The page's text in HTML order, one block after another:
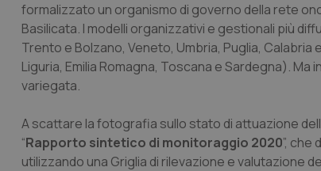
formalizzato un organismo di governo della rete
Basilicata. I modelli organizzativi e gestionali più
Trento e Bolzano, Veneto, Umbria, Puglia,
Liguria, Emilia Romagna, Toscana e Sardegna).
variegata.
A scattare la fotografia sullo stato di attuazione
“Rapporto sintetico di monitoraggio 2020”,
utilizzando una Griglia di rilevazione e valutazione